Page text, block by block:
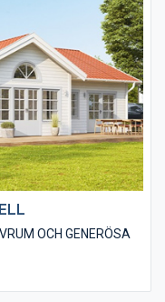
OCH GENERÖSA